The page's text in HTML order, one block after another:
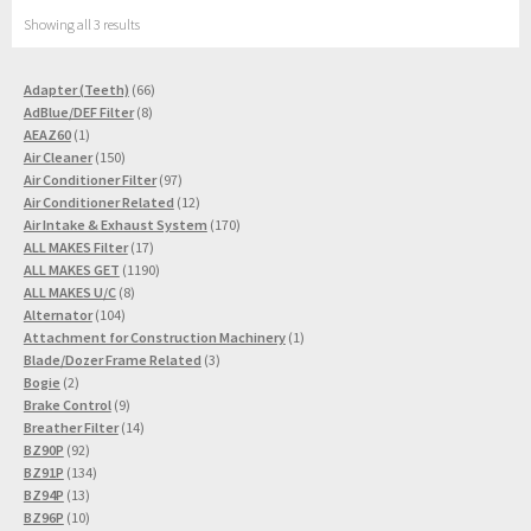
Showing all 3 results
Adapter (Teeth) 6666
Produkte
AdBlue/DEF Filter 88
AEAZ60 11
Produkt
Air Cleaner 150150
Produkte
Air Conditioner Filter 9797
Produkte
Air Conditioner Related 1212
Produkte
Air Intake & Exhaust System 170170
ALL MAKES Filter 1717
Produkte
ALL MAKES GET 11901190
ALL MAKES U/C 88
Alternator 104104
Produkte
Attachment for Construction Machinery 11
Blade/Dozer Frame Related 33
Bogie 22
Produkte
Brake Control 99
Produkte
Breather Filter 1414
BZ90P 9292
Produkte
BZ91P 134134
BZ94P 1313
Produkte
BZ96P 1010